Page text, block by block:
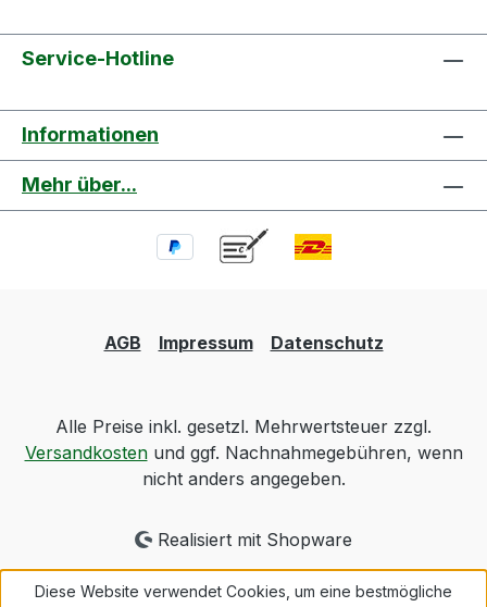
Service-Hotline
Informationen
Mehr über...
AGB Impressum Datenschutz
Alle Preise inkl. gesetzl. Mehrwertsteuer zzgl.
Versandkostenund ggf. Nachnahmegebühren, wenn
nicht anders angegeben.
Realisiert mit Shopware
Diese Website verwendet Cookies, um eine bestmögliche